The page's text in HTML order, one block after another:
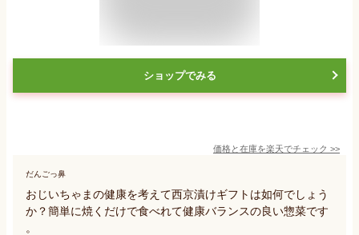
ショップでみる
価格と在庫を楽天でチェック >>
だんごっ鼻
おじいちゃまの健康を考えて西京漬けギフトは如何でしょう
か？簡単に焼くだけで食べれて健康バランスの良い惣菜です
。